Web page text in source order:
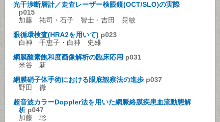
光干渉断層計／走査レーザー検眼鏡(OCT/SLO)の実際
p015
加藤 祐司・石子 智士・吉田 晃敏
眼循環検査(HRA2を用いて) p023
白神 千恵子・白神 史雄
網膜酸素飽和度画像解析の臨床応用 p031
米谷 新
網膜硝子体手術における眼底観察法の進歩 p037
野田 徹
超音波カラーDoppler法を用いた網脈絡膜疾患血流動態解
析 p047
加藤 聡